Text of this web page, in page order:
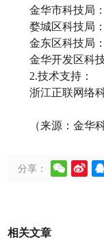
金华市科技局
婺城区科技局
金东区科技局
金华开发区科
2.技术支持：
浙江正联网络
（来源：金华
分享：   
相关文章